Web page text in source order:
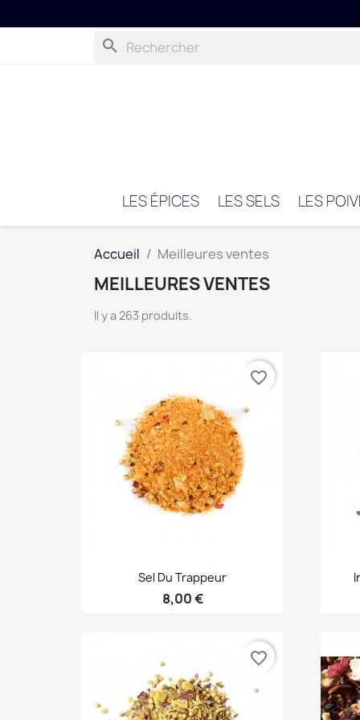
search
LES ÉPICES LES SELS LES
Accueil Meilleures ventes
MEILLEURES VENTES
Il y a 263 produits.
Sel Du Trappeur
Prix
8,00 €
favorite_border
favorite_border